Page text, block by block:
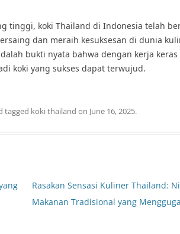
tinggi, koki Thailand di Indonesia telah
dan meraih kesuksesan di dunia
bukti nyata bahwa dengan kerja keras
koki yang sukses dapat terwujud.
tagged koki thailand on June 16, 2025.
Rasakan Sensasi Kuliner Thailand:
Makanan Tradisional yang